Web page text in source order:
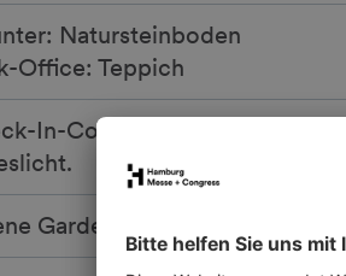
Natursteinboden
Office: Teppich
In-Counter verfügt über
Garderobe vorhanden